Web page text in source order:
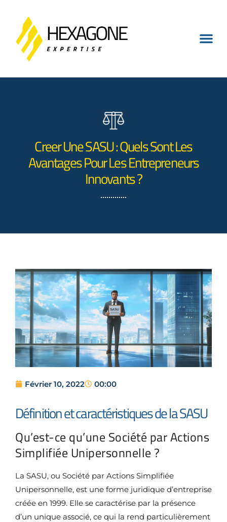
Creer Une SASU : Quels Sont Les
Avantages Pour Les Entrepreneurs
Innovants ?
Février 10, 2022 00:00
Définition et caractéristiques de la SASU
Qu’est-ce qu’une Société par Actions
Simplifiée Unipersonnelle ?
La SASU, ou Société par Actions Simplifiée
Unipersonnelle, est une forme juridique d’entreprise
créée en 1999. Elle se caractérise par la présence
d’un unique associé, ce qui la rend particulièrement